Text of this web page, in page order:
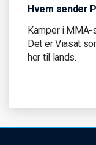
Hvem sender
Kamper i MMA-
Det er Viasat
her til lands.